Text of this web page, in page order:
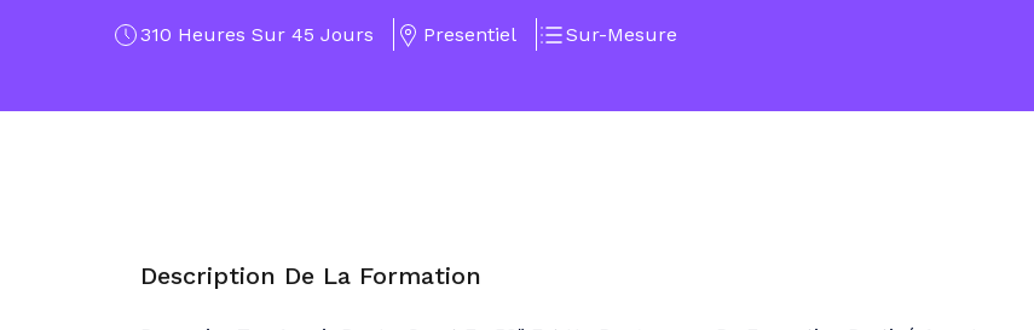
310 Heures Sur 45 Jours Presentiel Sur-Mesure
Description De La Formation